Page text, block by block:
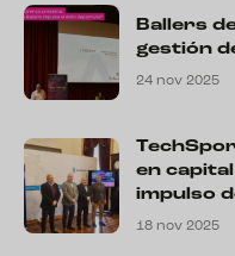
Ballers
gestión
24 nov 2025
en
impulso
18 nov 2025